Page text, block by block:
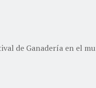
de Ganadería en el